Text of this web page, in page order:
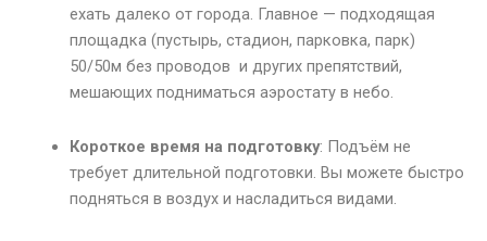
ехать далеко от города. Главное — подходящая
площадка (пустырь, стадион, парковка, парк)
50/50м без проводов и других препятствий,
мешающих подниматься аэростату в небо.
Короткое время на подготовку: Подъём не
требует длительной подготовки. Вы можете быстро
подняться в воздух и насладиться видами.